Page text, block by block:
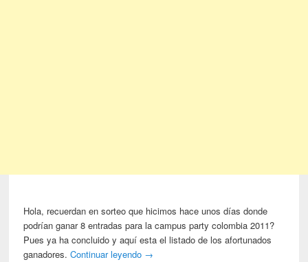
Hola, recuerdan en sorteo que hicimos hace unos días donde
podrían ganar 8 entradas para la campus party colombia 2011?
Pues ya ha concluido y aquí esta el listado de los afortunados
ganadores.Continuar leyendo →